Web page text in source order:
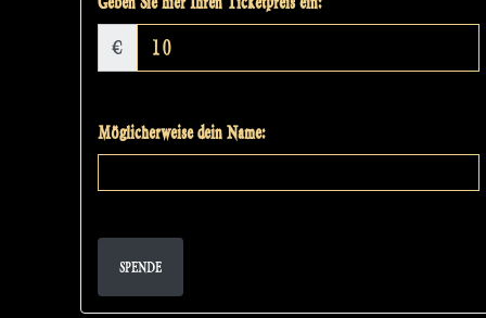
€
Möglicherweise dein Name:
SPENDE